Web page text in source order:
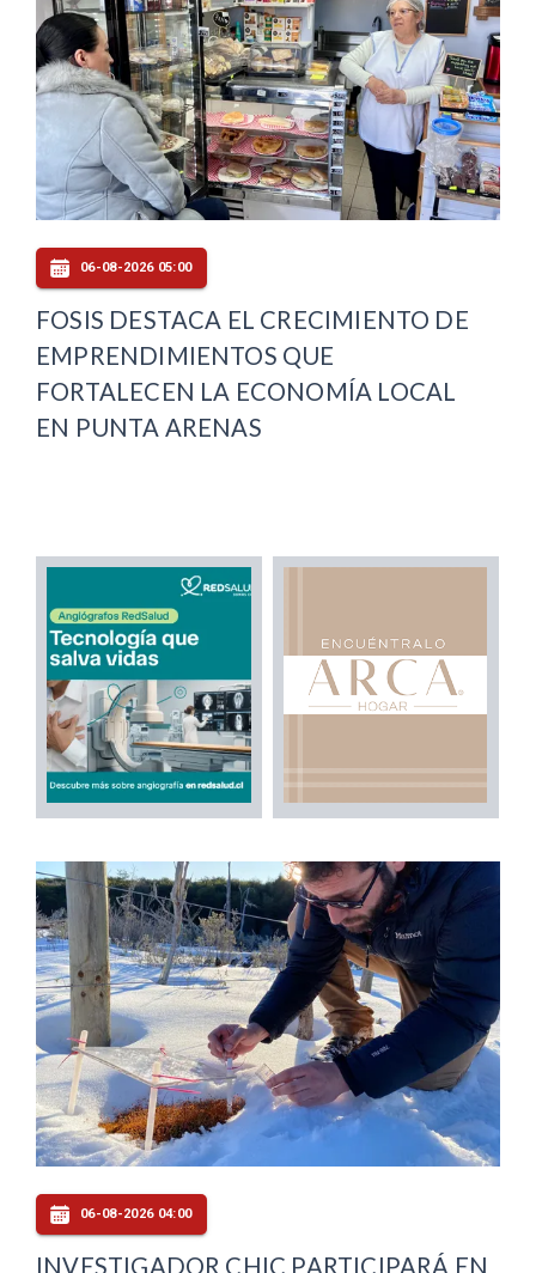
06-08-2026 05:00
FOSIS DESTACA EL CRECIMIENTO DE
EMPRENDIMIENTOS QUE
FORTALECEN LA ECONOMÍA LOCAL
EN PUNTA ARENAS
06-08-2026 04:00
INVESTIGADOR CHIC PARTICIPARÁ EN